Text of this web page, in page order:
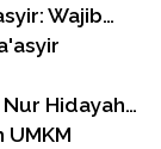
Wajib…
Hidayah…
UMKM